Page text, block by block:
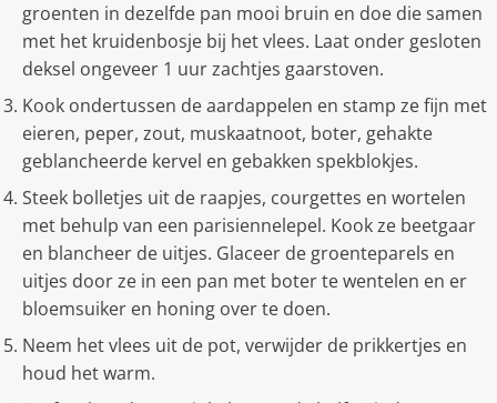
groenten in dezelfde pan mooi bruin en doe die samen
met het kruidenbosje bij het vlees. Laat onder gesloten
deksel ongeveer 1 uur zachtjes gaarstoven.
Kook ondertussen de aardappelen en stamp ze fijn met
eieren, peper, zout, muskaatnoot, boter, gehakte
geblancheerde kervel en gebakken spekblokjes.
Steek bolletjes uit de raapjes, courgettes en wortelen
met behulp van een parisiennelepel. Kook ze beetgaar
en blancheer de uitjes. Glaceer de groenteparels en
uitjes door ze in een pan met boter te wentelen en er
bloemsuiker en honing over te doen.
Neem het vlees uit de pot, verwijder de prikkertjes en
houd het warm.